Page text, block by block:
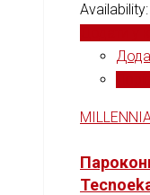
Availability: